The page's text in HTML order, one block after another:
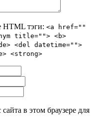
HTML тэги: <a href=""
title=""> <b>
<del datetime="">
<strong>
в этом браузере для